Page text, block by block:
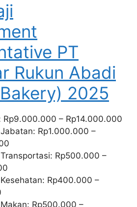
PT
Rukun Abadi
2025
Rp9.000.000 – Rp14.000.000
Rp1.000.000 –
Rp500.000 –
Rp400.000 –
Rp500.000 –